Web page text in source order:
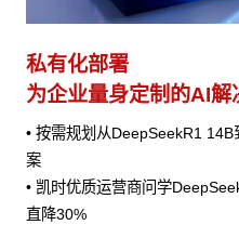
私有化部署
为企业量身定制的AI解
• 按需规划从DeepSeekR1
案
• 凯时优质运营商问学
直降30%